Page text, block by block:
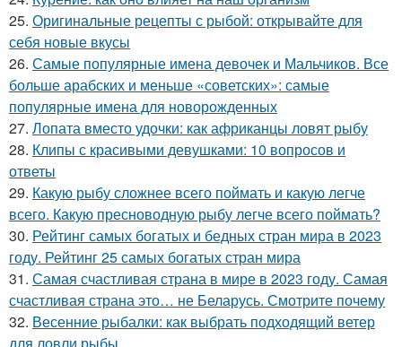
25. Оригинальные рецепты с рыбой: открывайте для
себя новые вкусы
26. Самые популярные имена девочек и Мальчиков. Все
больше арабских и меньше «советских»: самые
популярные имена для новорожденных
27. Лопата вместо удочки: как африканцы ловят рыбу
28. Клипы с красивыми девушками: 10 вопросов и
ответы
29. Какую рыбу сложнее всего поймать и какую легче
всего. Какую пресноводную рыбу легче всего поймать?
30. Рейтинг самых богатых и бедных стран мира в 2023
году. Рейтинг 25 самых богатых стран мира
31. Самая счастливая страна в мире в 2023 году. Самая
счастливая страна это… не Беларусь. Смотрите почему
32. Весенние рыбалки: как выбрать подходящий ветер
для ловли рыбы